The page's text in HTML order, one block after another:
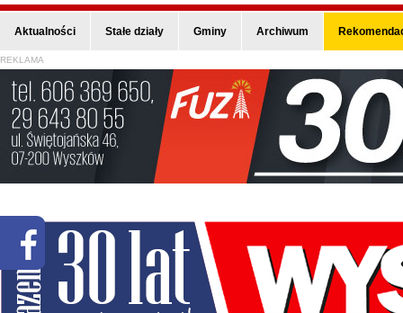
Aktualności Stałe działy Gminy Archiwum
REKLAMA